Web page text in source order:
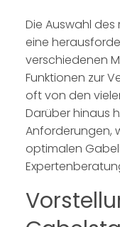
Die Auswahl
eine
verschiedenen
Funktionen zur
oft von den
Darüber hinaus
Anforderungen,
optimalen